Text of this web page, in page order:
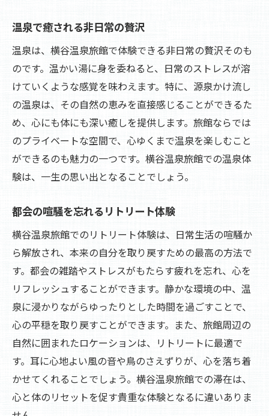
温泉で癒される非日常の贅沢
温泉は、横谷温泉旅館で体験できる非日常の贅沢そのも
のです。温かい湯に身を委ねると、日常のストレスが溶
けていくような感覚を味わえます。特に、源泉かけ流し
の温泉は、その自然の恵みを直接感じることができるた
め、心にも体にも深い癒しを提供します。旅館ならでは
のプライベートな空間で、心ゆくまで温泉を楽しむこと
ができるのも魅力の一つです。横谷温泉旅館での温泉体
験は、一生の思い出となることでしょう。
都会の喧騒を忘れるリトリート体験
横谷温泉旅館でのリトリート体験は、日常生活の喧騒か
ら解放され、本来の自分を取り戻すための最高の方法で
す。都会の雑踏やストレスがもたらす疲れを忘れ、心を
リフレッシュすることができます。静かな環境の中、温
泉に浸かりながらゆったりとした時間を過ごすことで、
心の平穏を取り戻すことができます。また、旅館周辺の
自然に囲まれたロケーションは、リトリートに最適で
す。耳に心地よい風の音や鳥のさえずりが、心を落ち着
かせてくれることでしょう。横谷温泉旅館での滞在は、
心と体のリセットを促す貴重な体験となるに違いありま